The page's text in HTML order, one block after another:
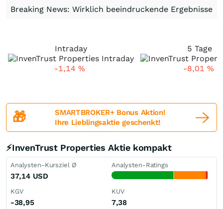
Breaking News: Wirklich beeindruckende Ergebnisse
Intraday
-1,14 %
5 Tage
-8,01 %
🎁
SMARTBROKER+ Bonus Aktion!
Ihre Lieblingsaktie geschenkt!
⚡InvenTrust Properties Aktie kompakt
Analysten-Kursziel Ø
37,14 USD
Analysten-Ratings
KGV
-38,95
KUV
7,38